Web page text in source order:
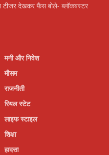
टीजर देखकर फैंस बोले- ब्लॉकबस्टर
मनी और निवेश
मौसम
राजनीती
रियल स्टेट
लाइफ स्टाइल
शिक्षा
हादसा